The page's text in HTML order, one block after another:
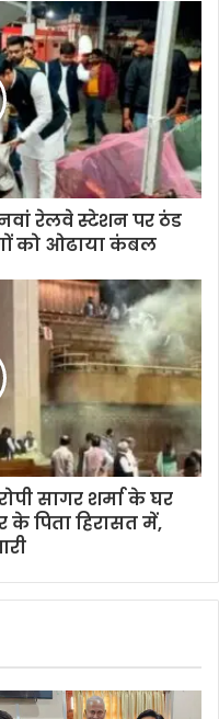
रेलवे स्टेशन पर ठंड
को ओढाया कंबल
सागर शर्मा के घर
पिता हिरासत में,